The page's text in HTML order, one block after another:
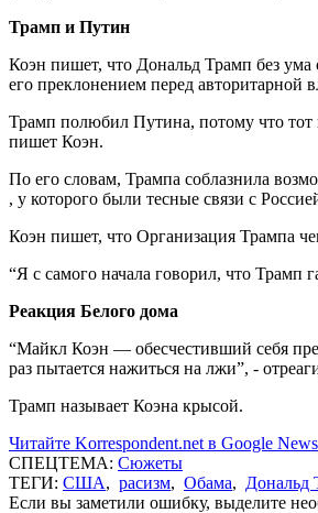
Трамп и Путин
Коэн пишет, что Дональд Трамп без ума
его преклонением перед
Трамп полюбил Путина, потому что тот
пишет Коэн.
По его словам, Трампа соблазнила
, у которого были тесные связи с
Коэн пишет, что Организация Трампа
“Я с самого начала говорил, что Трамп
Реакция Белого дома
“Майкл Коэн — обесчестивший себя
раз пытается нажиться на лжи”, -
Трамп называет Коэна крысой.
Читайте Korrespondent.net в Google News
СПЕЦТЕМА: Сюжеты
ТЕГИ: США, расизм, Обама, Дональд
Если вы заметили ошибку, выделите